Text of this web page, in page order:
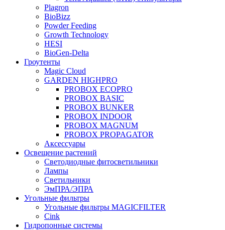
Plagron
BioBizz
Powder Feeding
Growth Technology
HESI
BioGen-Delta
Гроутенты
Magic Cloud
GARDEN HIGHPRO
PROBOX ECOPRO
PROBOX BASIC
PROBOX BUNKER
PROBOX INDOOR
PROBOX MAGNUM
PROBOX PROPAGATOR
Аксессуары
Освещение растений
Светодиодные фитосветильники
Лампы
Светильники
ЭмПРА/ЭПРА
Угольные фильтры
Угольные фильтры MAGICFILTER
Cink
Гидропонные системы